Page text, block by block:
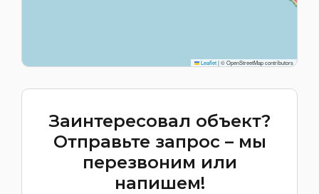
Leaflet|© OpenStreetMap contributors
Заинтересовал объект?
Отправьте запрос – мы
перезвоним или
напишем!